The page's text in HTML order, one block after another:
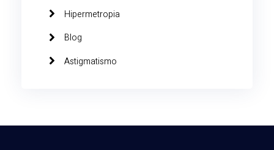
Hipermetropia
Blog
Astigmatismo